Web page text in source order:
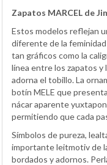
Zapatos MARCEL de
Estos modelos reflejan
diferente de la
tan gráficos como la
línea entre los zapatos y
adorna el tobillo. La
botín MELE que
nácar aparente
permitiendo que cada
Símbolos de pureza,
importante leitmotiv de
bordados y adornos.